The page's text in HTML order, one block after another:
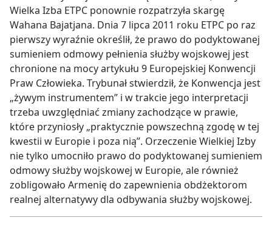
Wielka Izba ETPC ponownie rozpatrzyła skargę
Wahana Bajatjana. Dnia 7 lipca 2011 roku ETPC po raz
pierwszy wyraźnie określił, że prawo do podyktowanej
sumieniem odmowy pełnienia służby wojskowej jest
chronione na mocy artykułu 9 Europejskiej Konwencji
Praw Człowieka. Trybunał stwierdził, że Konwencja jest
„żywym instrumentem” i w trakcie jego interpretacji
trzeba uwzględniać zmiany zachodzące w prawie,
które przyniosły „praktycznie powszechną zgodę w tej
kwestii w Europie i poza nią”. Orzeczenie Wielkiej Izby
nie tylko umocniło prawo do podyktowanej sumieniem
odmowy służby wojskowej w Europie, ale również
zobligowało Armenię do zapewnienia obdżektorom
realnej alternatywy dla odbywania służby wojskowej.